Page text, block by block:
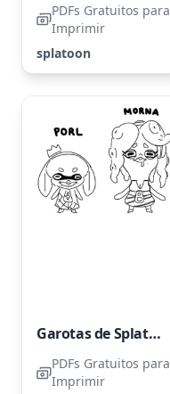
PDFs Gratuitos para
Imprimir
splatoon
Garotas de Splatoon: Parte Dois
PDFs Gratuitos para
Imprimir